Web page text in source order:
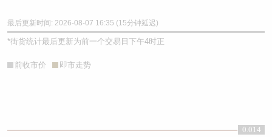
最后更新时间: 2026-08-07 16:35 (15分钟延迟)
*街货统计最后更新为前一个交易日下午4时正
前收市价 即市走势
0.014
0.014